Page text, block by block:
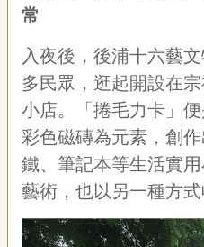
常
入夜後，後浦十六藝
多民眾，逛起開設在
小店。「捲毛力卡」
彩色磁磚為元素，創
鐵、筆記本等生活實
藝術，也以另一種方式